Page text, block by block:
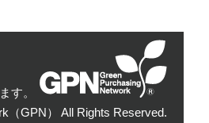
す。
（GPN） All Rights Reserved.